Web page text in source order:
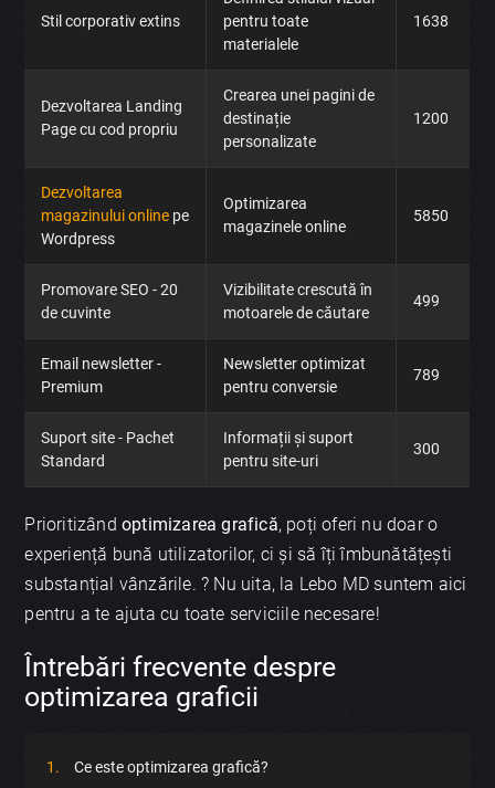
Stil corporativ extins
pentru toate
materialele
1638
Dezvoltarea Landing
Page cu cod propriu
Crearea unei pagini de
destinație
personalizate
1200
Dezvoltarea
magazinului online pe
Wordpress
Optimizarea
magazinele online
5850
Promovare SEO - 20
de cuvinte
Vizibilitate crescută în
motoarele de căutare
499
Email newsletter -
Premium
Newsletter optimizat
pentru conversie
789
Suport site - Pachet
Standard
Informații și suport
pentru site-uri
300
Prioritizândoptimizarea grafică, poți oferi nu doar o
experiență bună utilizatorilor, ci și să îți îmbunătățești
substanțial vânzările. ? Nu uita, la Lebo MD suntem aici
pentru a te ajuta cu toate serviciile necesare!
Întrebări frecvente despre
optimizarea graficii
Ce este optimizarea grafică?